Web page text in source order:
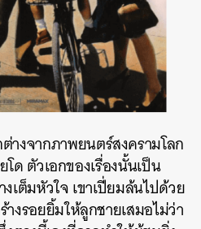
างจากภาพยนตร์สงครามโลก
ด ตัวเอกของเรื่องนั้นเป็น
เต็มหัวใจ เขาเปี่ยมล้นไปด้วย
งรอยยิ้มให้ลูกชายเสมอไม่ว่า